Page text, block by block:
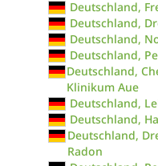
Deutschland,
Deutschland,
Deutschland,
Deutschland,
Deutschland,
Klinikum Aue
Deutschland,
Deutschland,
Deutschland,
Radon